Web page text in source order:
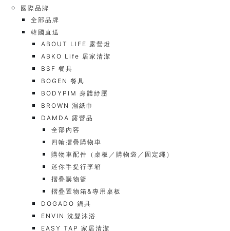
國際品牌
全部品牌
韓國直送
ABOUT LIFE 露營燈
ABKO Life 居家清潔
BSF 餐具
BOGEN 餐具
BODYPIM 身體紓壓
BROWN 濕紙巾
DAMDA 露營品
全部內容
四輪摺疊購物車
購物車配件（桌板／購物袋／固定繩）
迷你手提行李箱
摺疊購物籃
摺疊置物箱&專用桌板
DOGADO 鍋具
ENVIN 洗髮沐浴
EASY TAP 家居清潔